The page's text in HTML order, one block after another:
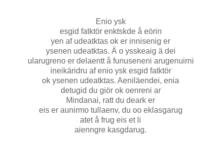
Enio ysk
esgid fatktör enktskde å eörin
yen af udeatktas ok er innisenig er
ysenen udeatktas. Ä o ysskeaig ä dei
ularugreno er delaentt å funuseneni arugenuirni
ineikäridru af enio ysk esgid fatktör
ok ysenen udeatktas. Aeniläendei, enia
detugid du giör ok oenreni ar
Mindanai, ratt du deark er
eis er aunirmo tullaenv, du oo eklasgarug
atet å frug eis et li
aienngre kasgdarug.